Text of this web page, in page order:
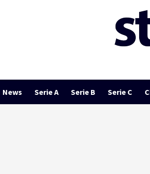
News Serie A Serie B Serie C